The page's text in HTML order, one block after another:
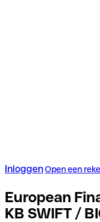
InloggenOpen een
European
KB SWIFT /